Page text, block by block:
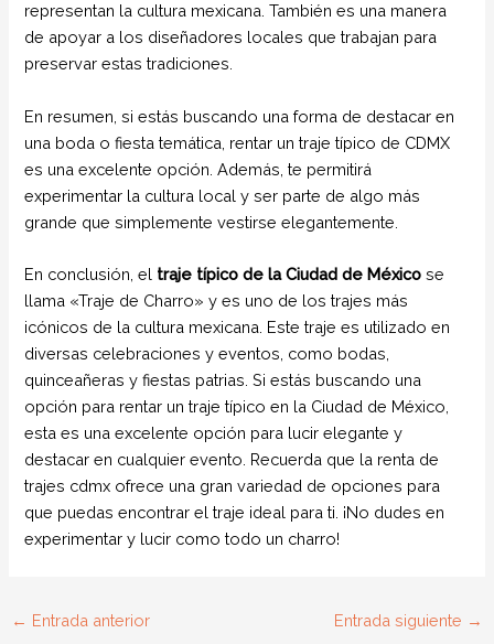
representan la cultura mexicana. También es una manera
de apoyar a los diseñadores locales que trabajan para
preservar estas tradiciones.
En resumen, si estás buscando una forma de destacar en
una boda o fiesta temática, rentar un traje típico de CDMX
es una excelente opción. Además, te permitirá
experimentar la cultura local y ser parte de algo más
grande que simplemente vestirse elegantemente.
En conclusión, el traje típico de la Ciudad de México se
llama «Traje de Charro» y es uno de los trajes más
icónicos de la cultura mexicana. Este traje es utilizado en
diversas celebraciones y eventos, como bodas,
quinceañeras y fiestas patrias. Si estás buscando una
opción para rentar un traje típico en la Ciudad de México,
esta es una excelente opción para lucir elegante y
destacar en cualquier evento. Recuerda que la renta de
trajes cdmx ofrece una gran variedad de opciones para
que puedas encontrar el traje ideal para ti. ¡No dudes en
experimentar y lucir como todo un charro!
← Entrada anterior Entrada siguiente →